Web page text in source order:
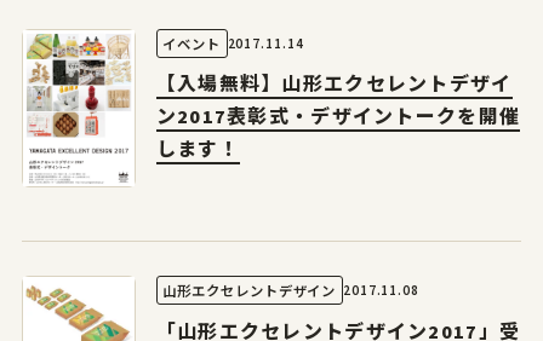
イベント 2017.11.14
【入場無料】山形エクセレントデザイ
ン2017表彰式・デザイントークを開催
します！
山形エクセレントデザイン 2017.11.08
「山形エクセレントデザイン2017」受